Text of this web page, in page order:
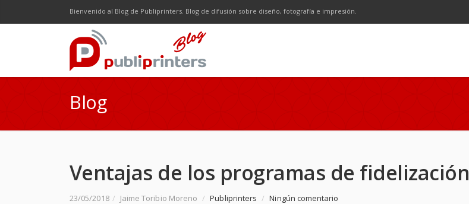
Bienvenido al Blog de Publiprinters. Blog de difusión sobre diseño, fotografía e impresión.
FacebookTwitterGoogle Plus
LinkedInRSS
Blog
Ventajas de los programas de fidelización
23/05/2018 / Jaime Toribio Moreno / Publiprinters / Ningún comentario